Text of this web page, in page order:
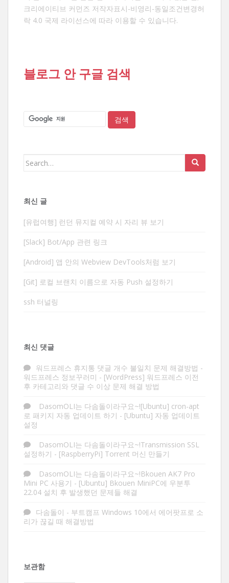
크리에이티브 커먼즈 저작자표시-비영리-동일조건변경허
락 4.0 국제 라이선스에 따라 이용할 수 있습니다.
블로그 안 구글 검색
Search
최신 글
[유럽여행] 런던 뮤지컬 예약 시 자리 뷰 보기
[Slack] Bot/App 관련 링크
[Android] 앱 안의 Webview DevTools처럼 보기
[Git] 로컬 브랜치 이름으로 자동 Push 설정하기
ssh 터널링
최신 댓글
워드프레스 휴지통 댓글 개수 불일치 문제 해결방법 -
워드프레스 정보꾸러미 - [WordPress] 워드프레스 이전
후 카테고리와 댓글 수 이상 문제 해결 방법
DasomOLI는 다솜돌이라구요~![Ubuntu] cron-apt
로 패키지 자동 업데이트 하기 - [Ubuntu] 자동 업데이트
설정
DasomOLI는 다솜돌이라구요~!Transmission SSL
설정하기 - [RaspberryPi] Torrent 머신 만들기
DasomOLI는 다솜돌이라구요~!Bkouen AK7 Pro
Mini PC 사용기 - [Ubuntu] Bkouen MiniPC에 우분투
22.04 설치 후 발생했던 문제들 해결
다솜돌이 - 부트캠프 Windows 10에서 에어팟프로 소
리가 끊길 때 해결방법
보관함